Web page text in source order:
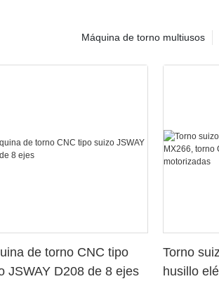
Máquina de torno multiusos
de torno CNC tipo
JSWAY D208 de 8 ejes
Torno
husillo